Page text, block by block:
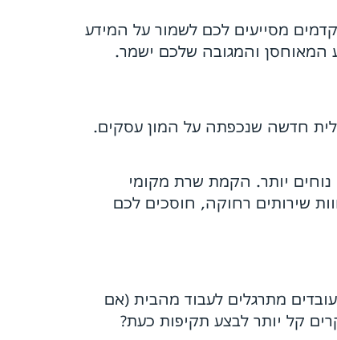
מסייעים לכם לשמור על המידע
המאוחסן והמגובה שלכם ישמר.
חדשה שנכפתה על המון עסקים.
יותר. הקמת שרת מקומי
שירותים רחוקה, חוסכים לכם
מתרגלים לעבוד מהבית (אם
קל יותר לבצע תקיפות כעת?